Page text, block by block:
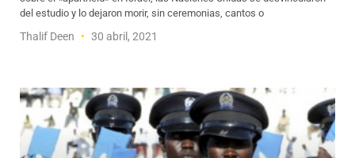
del estudio y lo dejaron morir, sin ceremonias, cantos o
Thalif Deen 30 abril, 2021